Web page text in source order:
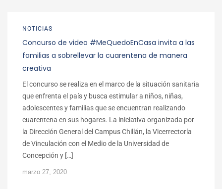
NOTICIAS
Concurso de video #MeQuedoEnCasa invita a las
familias a sobrellevar la cuarentena de manera
creativa
El concurso se realiza en el marco de la situación sanitaria
que enfrenta el país y busca estimular a niños, niñas,
adolescentes y familias que se encuentran realizando
cuarentena en sus hogares. La iniciativa organizada por
la Dirección General del Campus Chillán, la Vicerrectoría
de Vinculación con el Medio de la Universidad de
Concepción y […]
marzo 27, 2020